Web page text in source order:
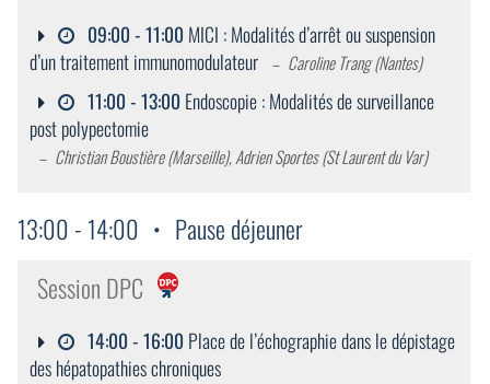
09:00-11:00 MICI : Modalités d’arrêt ou suspension
d’un traitement immunomodulateur
Caroline Trang (Nantes)
11:00-13:00 Endoscopie : Modalités de surveillance
post polypectomie
Christian Boustière (Marseille), Adrien Sportes (St Laurent du Var)
13:00 - 14:00
Pause déjeuner
Session DPC
14:00-16:00 Place de l’échographie dans le dépistage
des hépatopathies chroniques